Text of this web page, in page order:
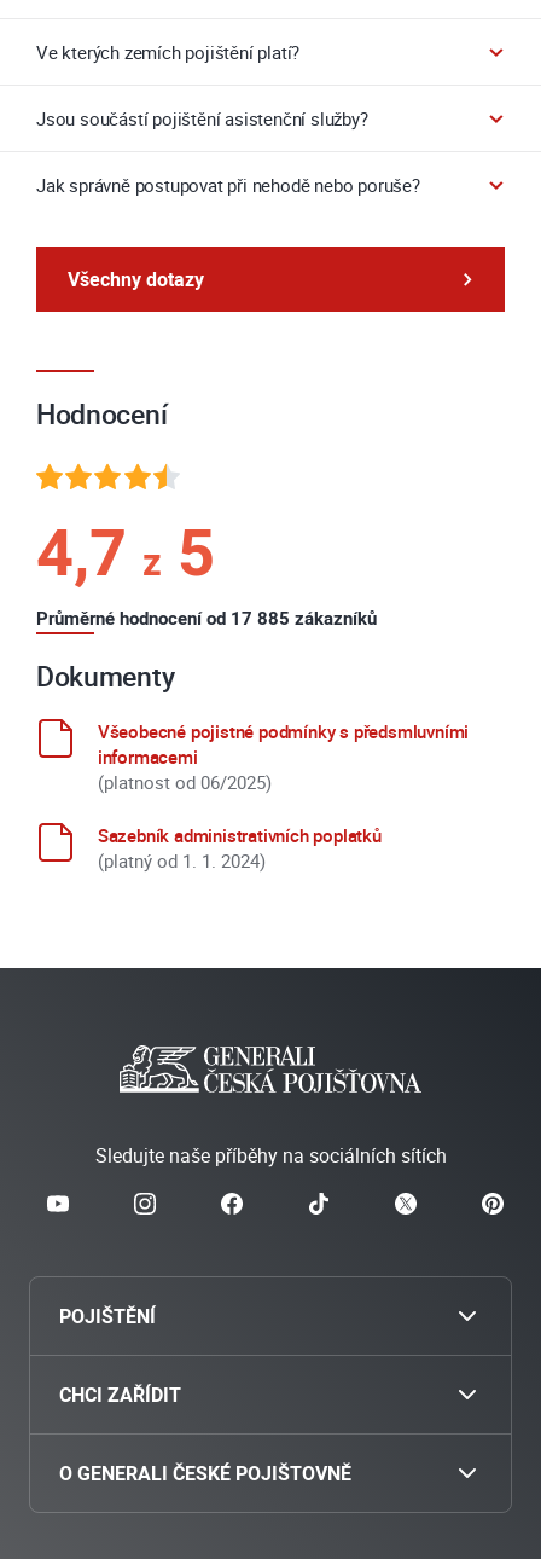
Ve kterých zemích pojištění platí?
Jsou součástí pojištění asistenční služby?
Jak správně postupovat při nehodě nebo poruše?
Všechny dotazy
Hodnocení
4,7 z 5
Průměrné hodnocení od 17 885 zákazníků
Dokumenty
Všeobecné pojistné podmínky s předsmluvními
informacemi
(platnost od 06/2025)
Sazebník administrativních poplatků
(platný od 1. 1. 2024)
Sledujte naše příběhy na sociálních sítích
POJIŠTĚNÍ
Cestovní
Povinné ručení
CHCI ZAŘÍDIT
Nahlásit škodu
Zaplatit pojistné
O GENERALI ČESKÉ POJIŠTOVNĚ